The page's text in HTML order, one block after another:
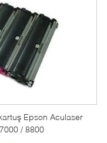
Epson Aculaser
/ 8800